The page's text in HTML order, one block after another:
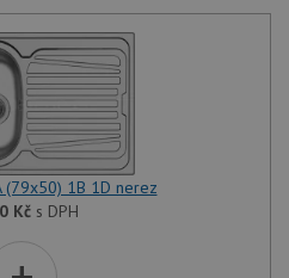
(79x50) 1B 1D nerez
Kčs DPH